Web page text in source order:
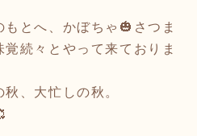
とへ、かぼちゃ🎃さつま
続々とやって来ておりま
、大忙しの秋。